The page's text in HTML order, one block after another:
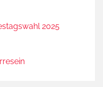
2025